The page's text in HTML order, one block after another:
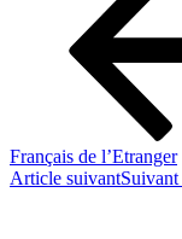
Français de l’Etranger
Article suivantSuivant